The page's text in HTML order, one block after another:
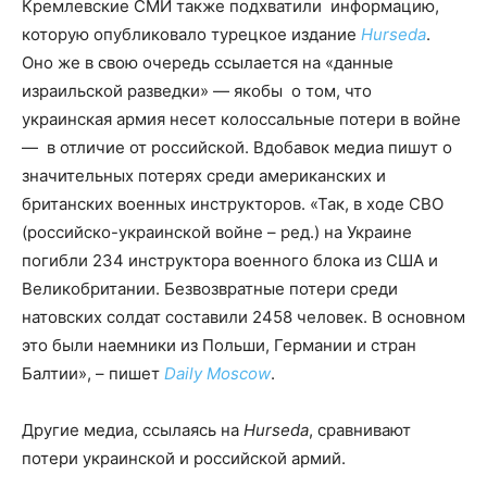
Кремлевские СМИ также подхватили информацию,
которую опубликовало турецкое издание Hurseda.
Оно же в свою очередь ссылается на «данные
израильской разведки» — якобы о том, что
украинская армия несет колоссальные потери в войне
— в отличие от российской. Вдобавок медиа пишут о
значительных потерях среди американских и
британских военных инструкторов. «Так, в ходе СВО
(российско-украинской войне – ред.) на Украине
погибли 234 инструктора военного блока из США и
Великобритании. Безвозвратные потери среди
натовских солдат составили 2458 человек. В основном
это были наемники из Польши, Германии и стран
Балтии», – пишет Daily Moscow.
Другие медиа, ссылаясь на Hurseda, сравнивают
потери украинской и российской армий.